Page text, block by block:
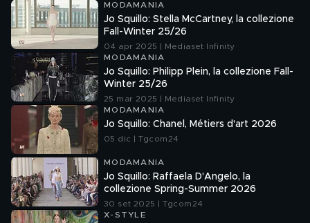
MODAMANIA
Jo Squillo: Stella McCartney, la collezione
Fall-Winter 25/26
04 apr 2025 | Mediaset Infinity
MODAMANIA
Jo Squillo: Philipp Plein, la collezione Fall-
Winter 25/26
25 mar 2025 | Mediaset Infinity
MODAMANIA
Jo Squillo: Chanel, Métiers d'art 2026
05 dic | Tgcom24
MODAMANIA
Jo Squillo: Raffaela D'Angelo, la
collezione Spring-Summer 2026
30 set 2025 | Tgcom24
X-STYLE